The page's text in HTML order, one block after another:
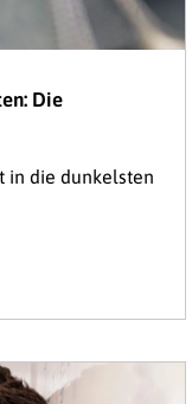
Die
in die dunkelsten